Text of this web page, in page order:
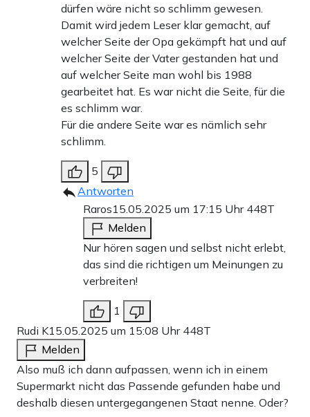
dürfen wäre nicht so schlimm gewesen.
Damit wird jedem Leser klar gemacht, auf
welcher Seite der Opa gekämpft hat und auf
welcher Seite der Vater gestanden hat und
auf welcher Seite man wohl bis 1988
gearbeitet hat. Es war nicht die Seite, für die
es schlimm war.
Für die andere Seite war es nämlich sehr
schlimm.
5
Antworten
Raros15.05.2025 um 17:15 Uhr 448T
Melden
Nur hören sagen und selbst nicht erlebt,
das sind die richtigen um Meinungen zu
verbreiten!
1
Rudi K15.05.2025 um 15:08 Uhr 448T
Melden
Also muß ich dann aufpassen, wenn ich in einem
Supermarkt nicht das Passende gefunden habe und
deshalb diesen untergegangenen Staat nenne. Oder?